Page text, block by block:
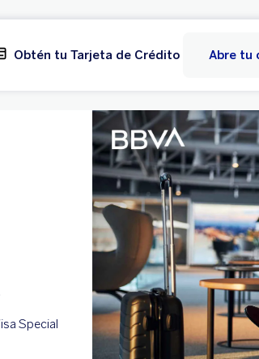
Obtén tu Tarjeta de Crédito Abre tu
Special